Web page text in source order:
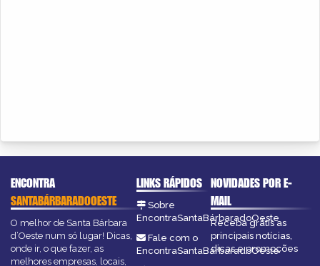
ENCONTRA
SANTABÁRBARADOOESTE
O melhor de Santa Bárbara
d’Oeste num só lugar! Dicas,
onde ir, o que fazer, as
melhores empresas, locais,
LINKS RÁPIDOS
Sobre
EncontraSantaBárbaradoOeste
Fale com o
EncontraSantaBárbaradoOeste
NOVIDADES POR E-
MAIL
Receba grátis as
principais notícias,
dicas e promoções